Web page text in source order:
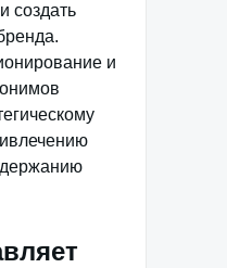
создать
и